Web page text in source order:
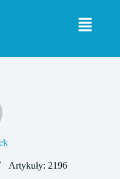
Artykuły: 2196